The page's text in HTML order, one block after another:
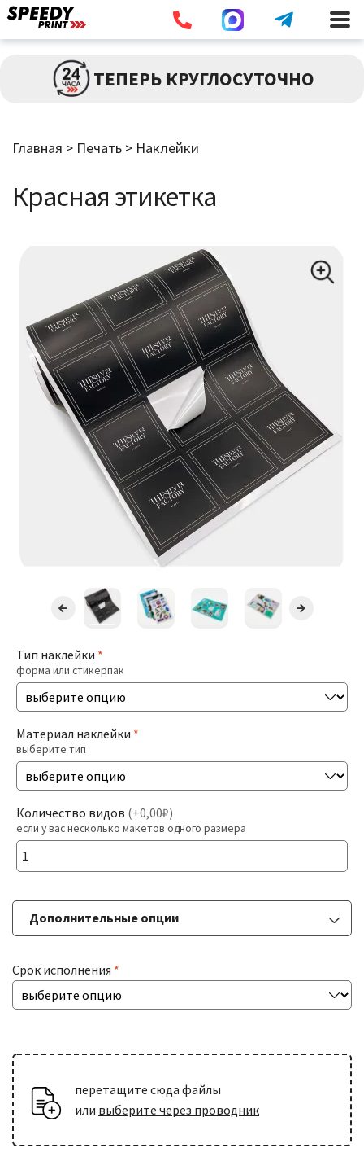
ПЕЧАТЬ
Визитки
Дипломы / Сертификаты
Презентации
Буклеты / Лифлеты
Пригласительные
Печать Меню
Печать На Холсте
БОЛЬШИЕ ТИРАЖИ
РАСХОДНИКИ
ДОСТАВКА
КОНТАКТЫ
ТЕПЕРЬ КРУГЛОСУТОЧНО
Главная > Печать > Наклейки
Красная этикетка
Тип наклейки *
форма или стикерпак
Материал наклейки *
выберите тип
Количество видов (+0,00₽)
если у вас несколько макетов одного размера
Дополнительные опции
Срок исполнения *
перетащите сюда файлы
или выберите через проводник